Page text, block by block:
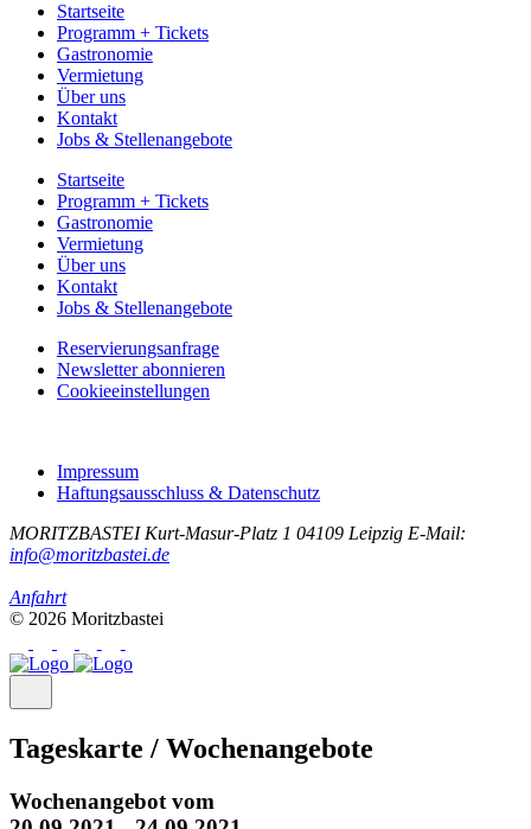
Startseite
Programm + Tickets
Gastronomie
Vermietung
Über uns
Kontakt
Jobs & Stellenangebote
Startseite
Programm + Tickets
Gastronomie
Vermietung
Über uns
Kontakt
Jobs & Stellenangebote
Reservierungsanfrage
Newsletter abonnieren
Cookieeinstellungen
Impressum
Haftungsausschluss & Datenschutz
MORITZBASTEI Kurt-Masur-Platz 1 04109 Leipzig E-Mail:
info@moritzbastei.de
Anfahrt
© 2026 Moritzbastei
Tageskarte / Wochenangebote
Wochenangebot vom